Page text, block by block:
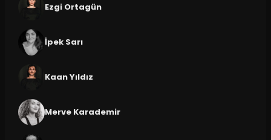
Ezgi Ortagün
İpek Sarı
Kaan Yıldız
Merve Karademir